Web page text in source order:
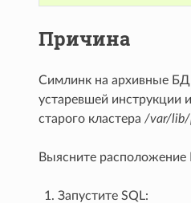
Причина
Симлинк на архивные БД
устаревшей инструкции
старого кластера /var/lib/
Выясните расположение
Запустите SQL: